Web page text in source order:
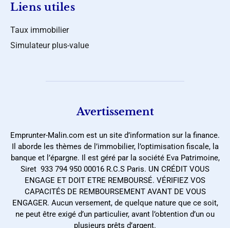
Liens utiles
Taux immobilier
Simulateur plus-value
Avertissement
Emprunter-Malin.com est un site d’information sur la finance.
Il aborde les thèmes de l’immobilier, l’optimisation fiscale, la
banque et l’épargne. Il est géré par la société Eva Patrimoine,
Siret 933 794 950 00016 R.C.S Paris. UN CRÉDIT VOUS
ENGAGE ET DOIT ETRE REMBOURSÉ. VÉRIFIEZ VOS
CAPACITÉS DE REMBOURSEMENT AVANT DE VOUS
ENGAGER. Aucun versement, de quelque nature que ce soit,
ne peut être exigé d’un particulier, avant l’obtention d’un ou
plusieurs prêts d’argent.